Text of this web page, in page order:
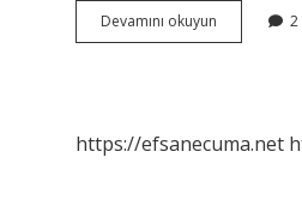
Devamını okuyun
Ne
2
https://efsanecuma.net